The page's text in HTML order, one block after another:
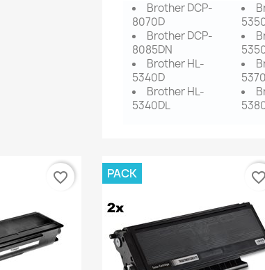
Brother DCP-
8070D
Brother DCP-
8085DN
Brother HL-
5340D
Brother HL-
5340DL
favorite_border PACK favorite_border